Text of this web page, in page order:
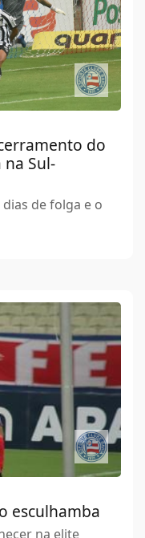
do
Sul-
de folga e o
esculhamba
na elite